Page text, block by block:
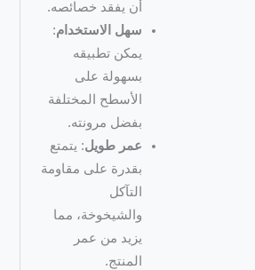
أن يفقد خصائصه.
سهل الاستخدام:
يمكن تطبيقه
بسهولة على
الأسطح المختلفة
بفضل مرونته.
عمر طويل: يتمتع
بقدرة على مقاومة
التآكل
والشيخوخة، مما
يزيد من عمر
المنتج.